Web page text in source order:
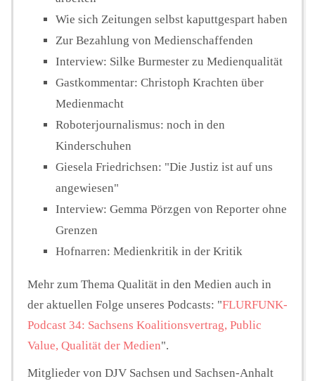
Wie sich Zeitungen selbst kaputtgespart haben
Zur Bezahlung von Medienschaffenden
Interview: Silke Burmester zu Medienqualität
Gastkommentar: Christoph Krachten über
Medienmacht
Roboterjournalismus: noch in den
Kinderschuhen
Giesela Friedrichsen: "Die Justiz ist auf uns
angewiesen"
Interview: Gemma Pörzgen von Reporter ohne
Grenzen
Hofnarren: Medienkritik in der Kritik
Mehr zum Thema Qualität in den Medien auch in
der aktuellen Folge unseres Podcasts: "FLURFUNK-
Podcast 34: Sachsens Koalitionsvertrag, Public
Value, Qualität der Medien".
Mitglieder von DJV Sachsen und Sachsen-Anhalt